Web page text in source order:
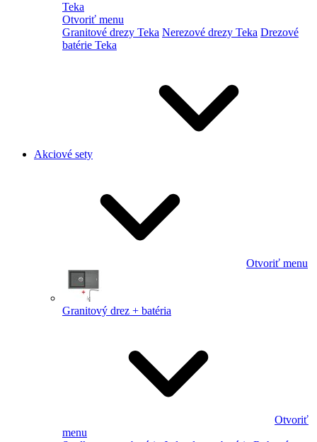
Teka
Otvoriť menu
Granitové drezy Teka Nerezové drezy Teka Drezové
batérie Teka
Akciové sety
Otvoriť menu
Granitový drez + batéria
Otvoriť
menu